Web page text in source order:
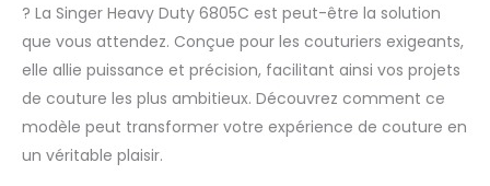
? La Singer Heavy Duty 6805C est peut-être la solution
que vous attendez. Conçue pour les couturiers exigeants,
elle allie puissance et précision, facilitant ainsi vos projets
de couture les plus ambitieux. Découvrez comment ce
modèle peut transformer votre expérience de couture en
un véritable plaisir.